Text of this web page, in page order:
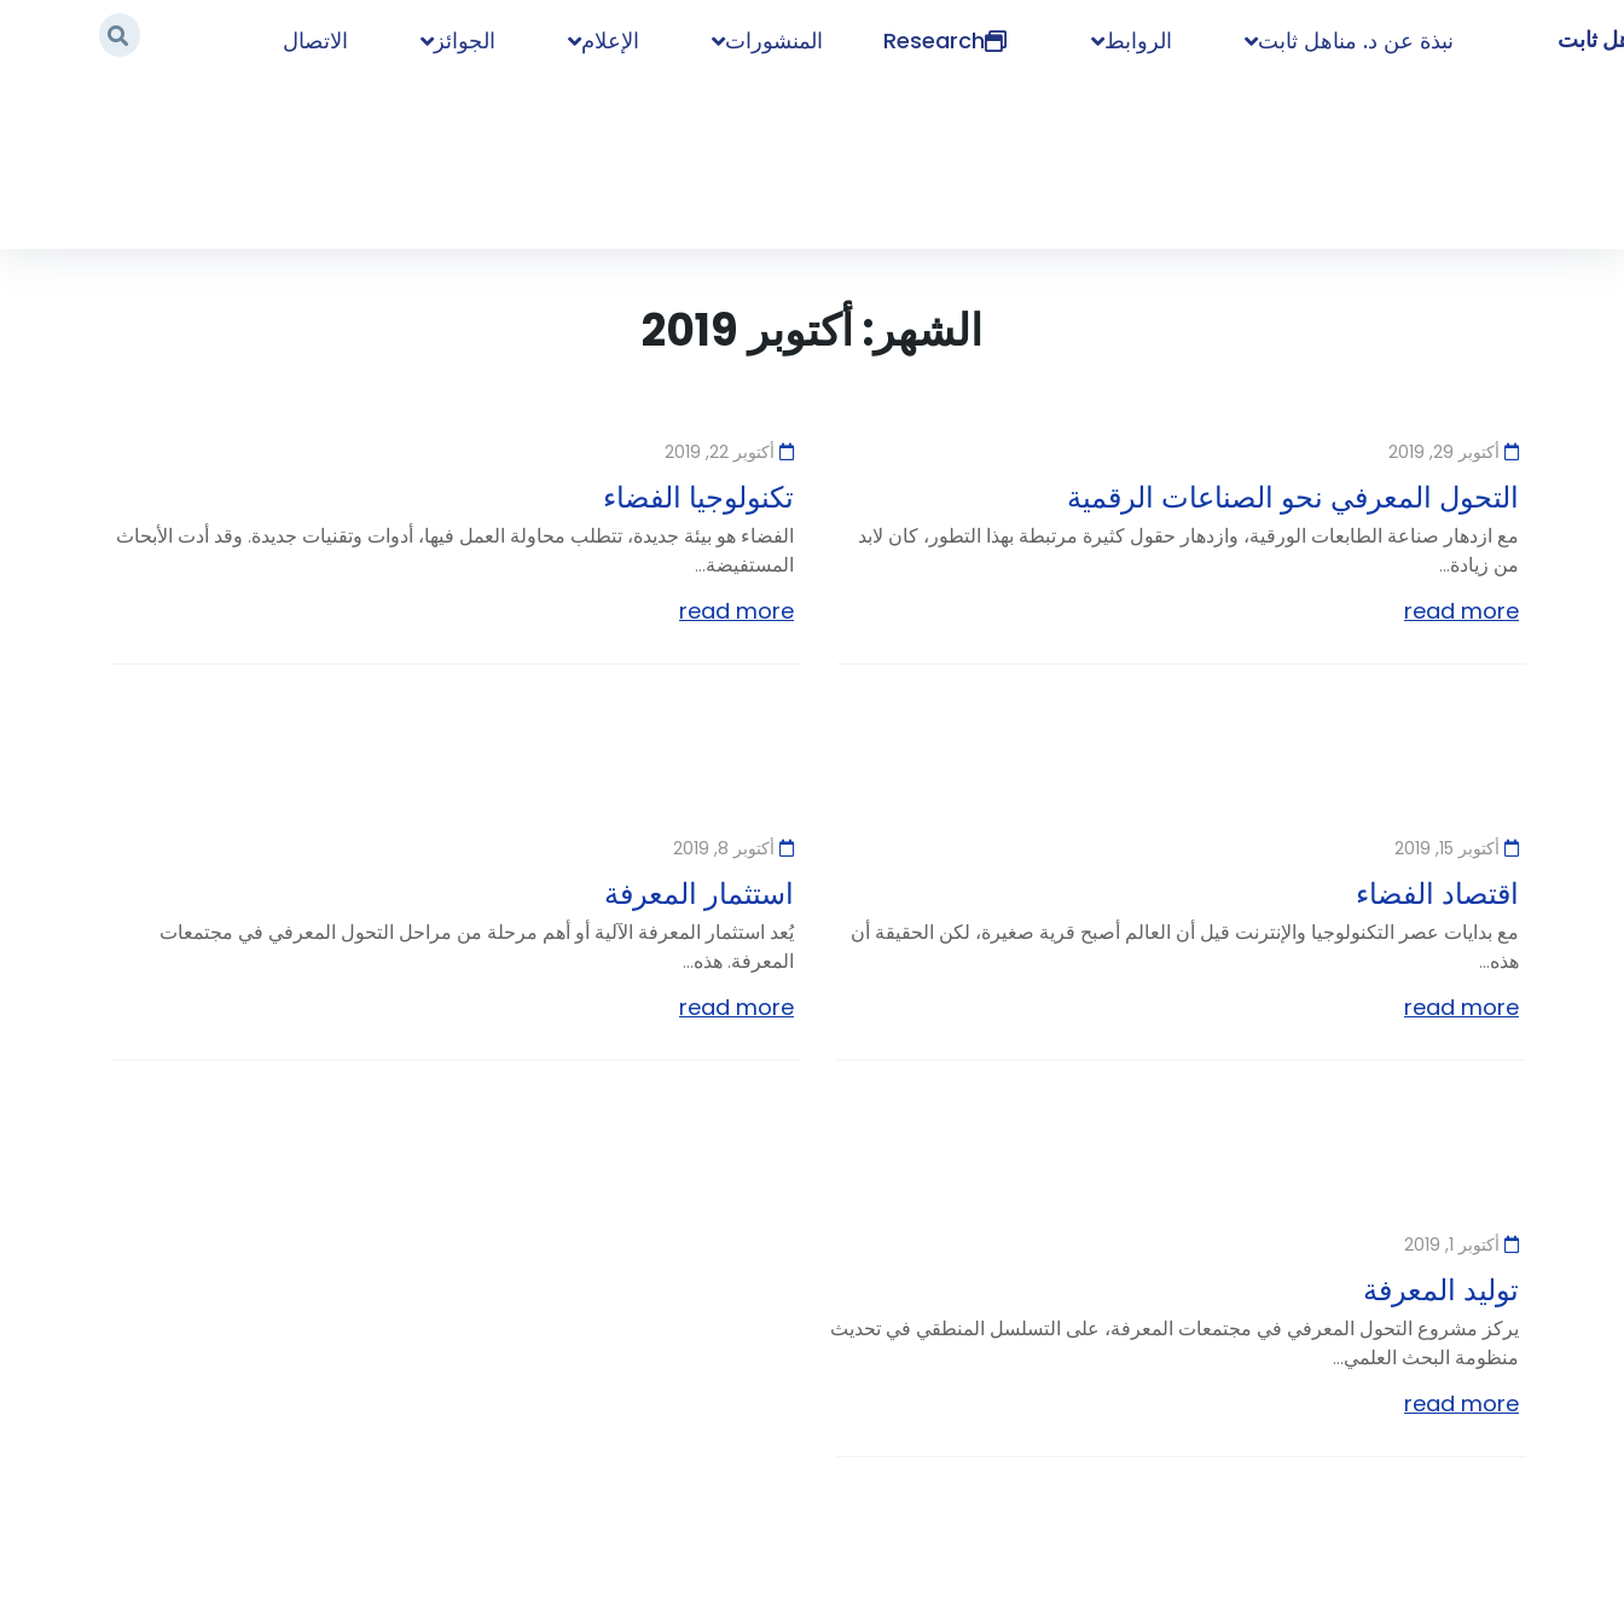
ثابت نبذة عن د. مناهل ثابت الروابط Research المنشورات الإعلام الجوائز الاتصال
الشهر:أكتوبر 2019
أكتوبر 29, 2019
التحول المعرفي نحو الصناعات الرقمية
مع ازدهار صناعة الطابعات الورقية، وازدهار حقول كثيرة مرتبطة بهذا التطور، كان لابد
من زيادة...
read more
أكتوبر 22, 2019
تكنولوجيا الفضاء
الفضاء هو بيئة جديدة، تتطلب محاولة العمل فيها، أدوات وتقنيات جديدة. وقد أدت الأبحاث
المستفيضة...
read more
أكتوبر 15, 2019
اقتصاد الفضاء
مع بدايات عصر التكنولوجيا والإنترنت قيل أن العالم أصبح قرية صغيرة، لكن الحقيقة أن
هذه...
read more
أكتوبر 8, 2019
استثمار المعرفة
يُعد استثمار المعرفة الآلية أو أهم مرحلة من مراحل التحول المعرفي في مجتمعات
المعرفة. هذه...
read more
أكتوبر 1, 2019
توليد المعرفة
يركز مشروع التحول المعرفي في مجتمعات المعرفة، على التسلسل المنطقي في تحديث
منظومة البحث العلمي...
read more